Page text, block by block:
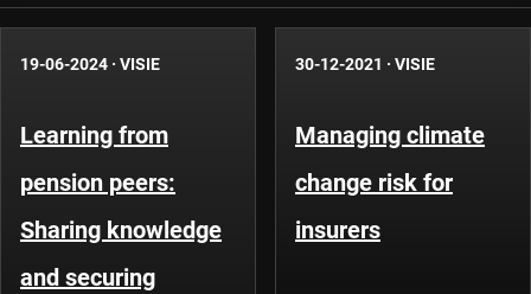
19-06-2024 · VISIE
Learning from
pension peers:
Sharing knowledge
and securing
30-12-2021 · VISIE
Managing climate
change risk for
insurers